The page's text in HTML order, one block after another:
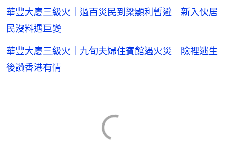
華豐大廈三級火｜過百災民到梁顯利暫避 新入伙居
民沒料遇巨變
華豐大廈三級火｜九旬夫婦住賓館遇火災 險裡逃生
後讚香港有情